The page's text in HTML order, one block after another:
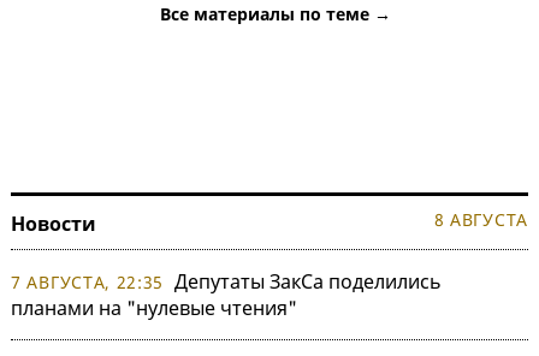
Все материалы по теме →
Новости 8 АВГУСТА
7 АВГУСТА, 22:35 Депутаты ЗакСа поделились
планами на "нулевые чтения"